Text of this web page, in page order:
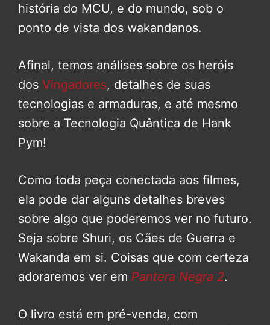
história do MCU, e do mundo, sob o
ponto de vista dos wakandanos.
Afinal, temos análises sobre os heróis
dos Vingadores, detalhes de suas
tecnologias e armaduras, e até mesmo
sobre a Tecnologia Quântica de Hank
Pym!
Como toda peça conectada aos filmes,
ela pode dar alguns detalhes breves
sobre algo que poderemos ver no futuro.
Seja sobre Shuri, os Cães de Guerra e
Wakanda em si. Coisas que com certeza
adoraremos ver em Pantera Negra 2.
O livro está em pré-venda, com